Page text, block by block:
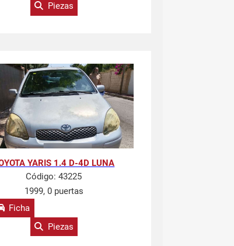
Piezas
YARIS 1.4 D-4D LUNA
Código:43225
1999, 0 puertas
Ficha
Piezas